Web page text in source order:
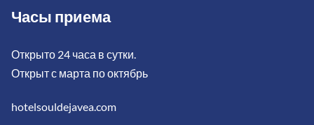
Часы приема
Открыто 24 часа в сутки.
Открыт с марта по октябрь
hotelsouldejavea.com